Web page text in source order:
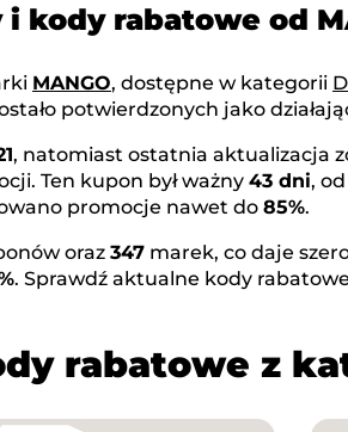
i kody rabatowe od
MANGO, dostępne w kategorii
potwierdzonych jako
, natomiast ostatnia aktualizacja
Ten kupon był ważny 43 dni, od
promocje nawet do 85%.
oraz 347 marek, co daje
. Sprawdź aktualne kody rabatowe
rabatowe z